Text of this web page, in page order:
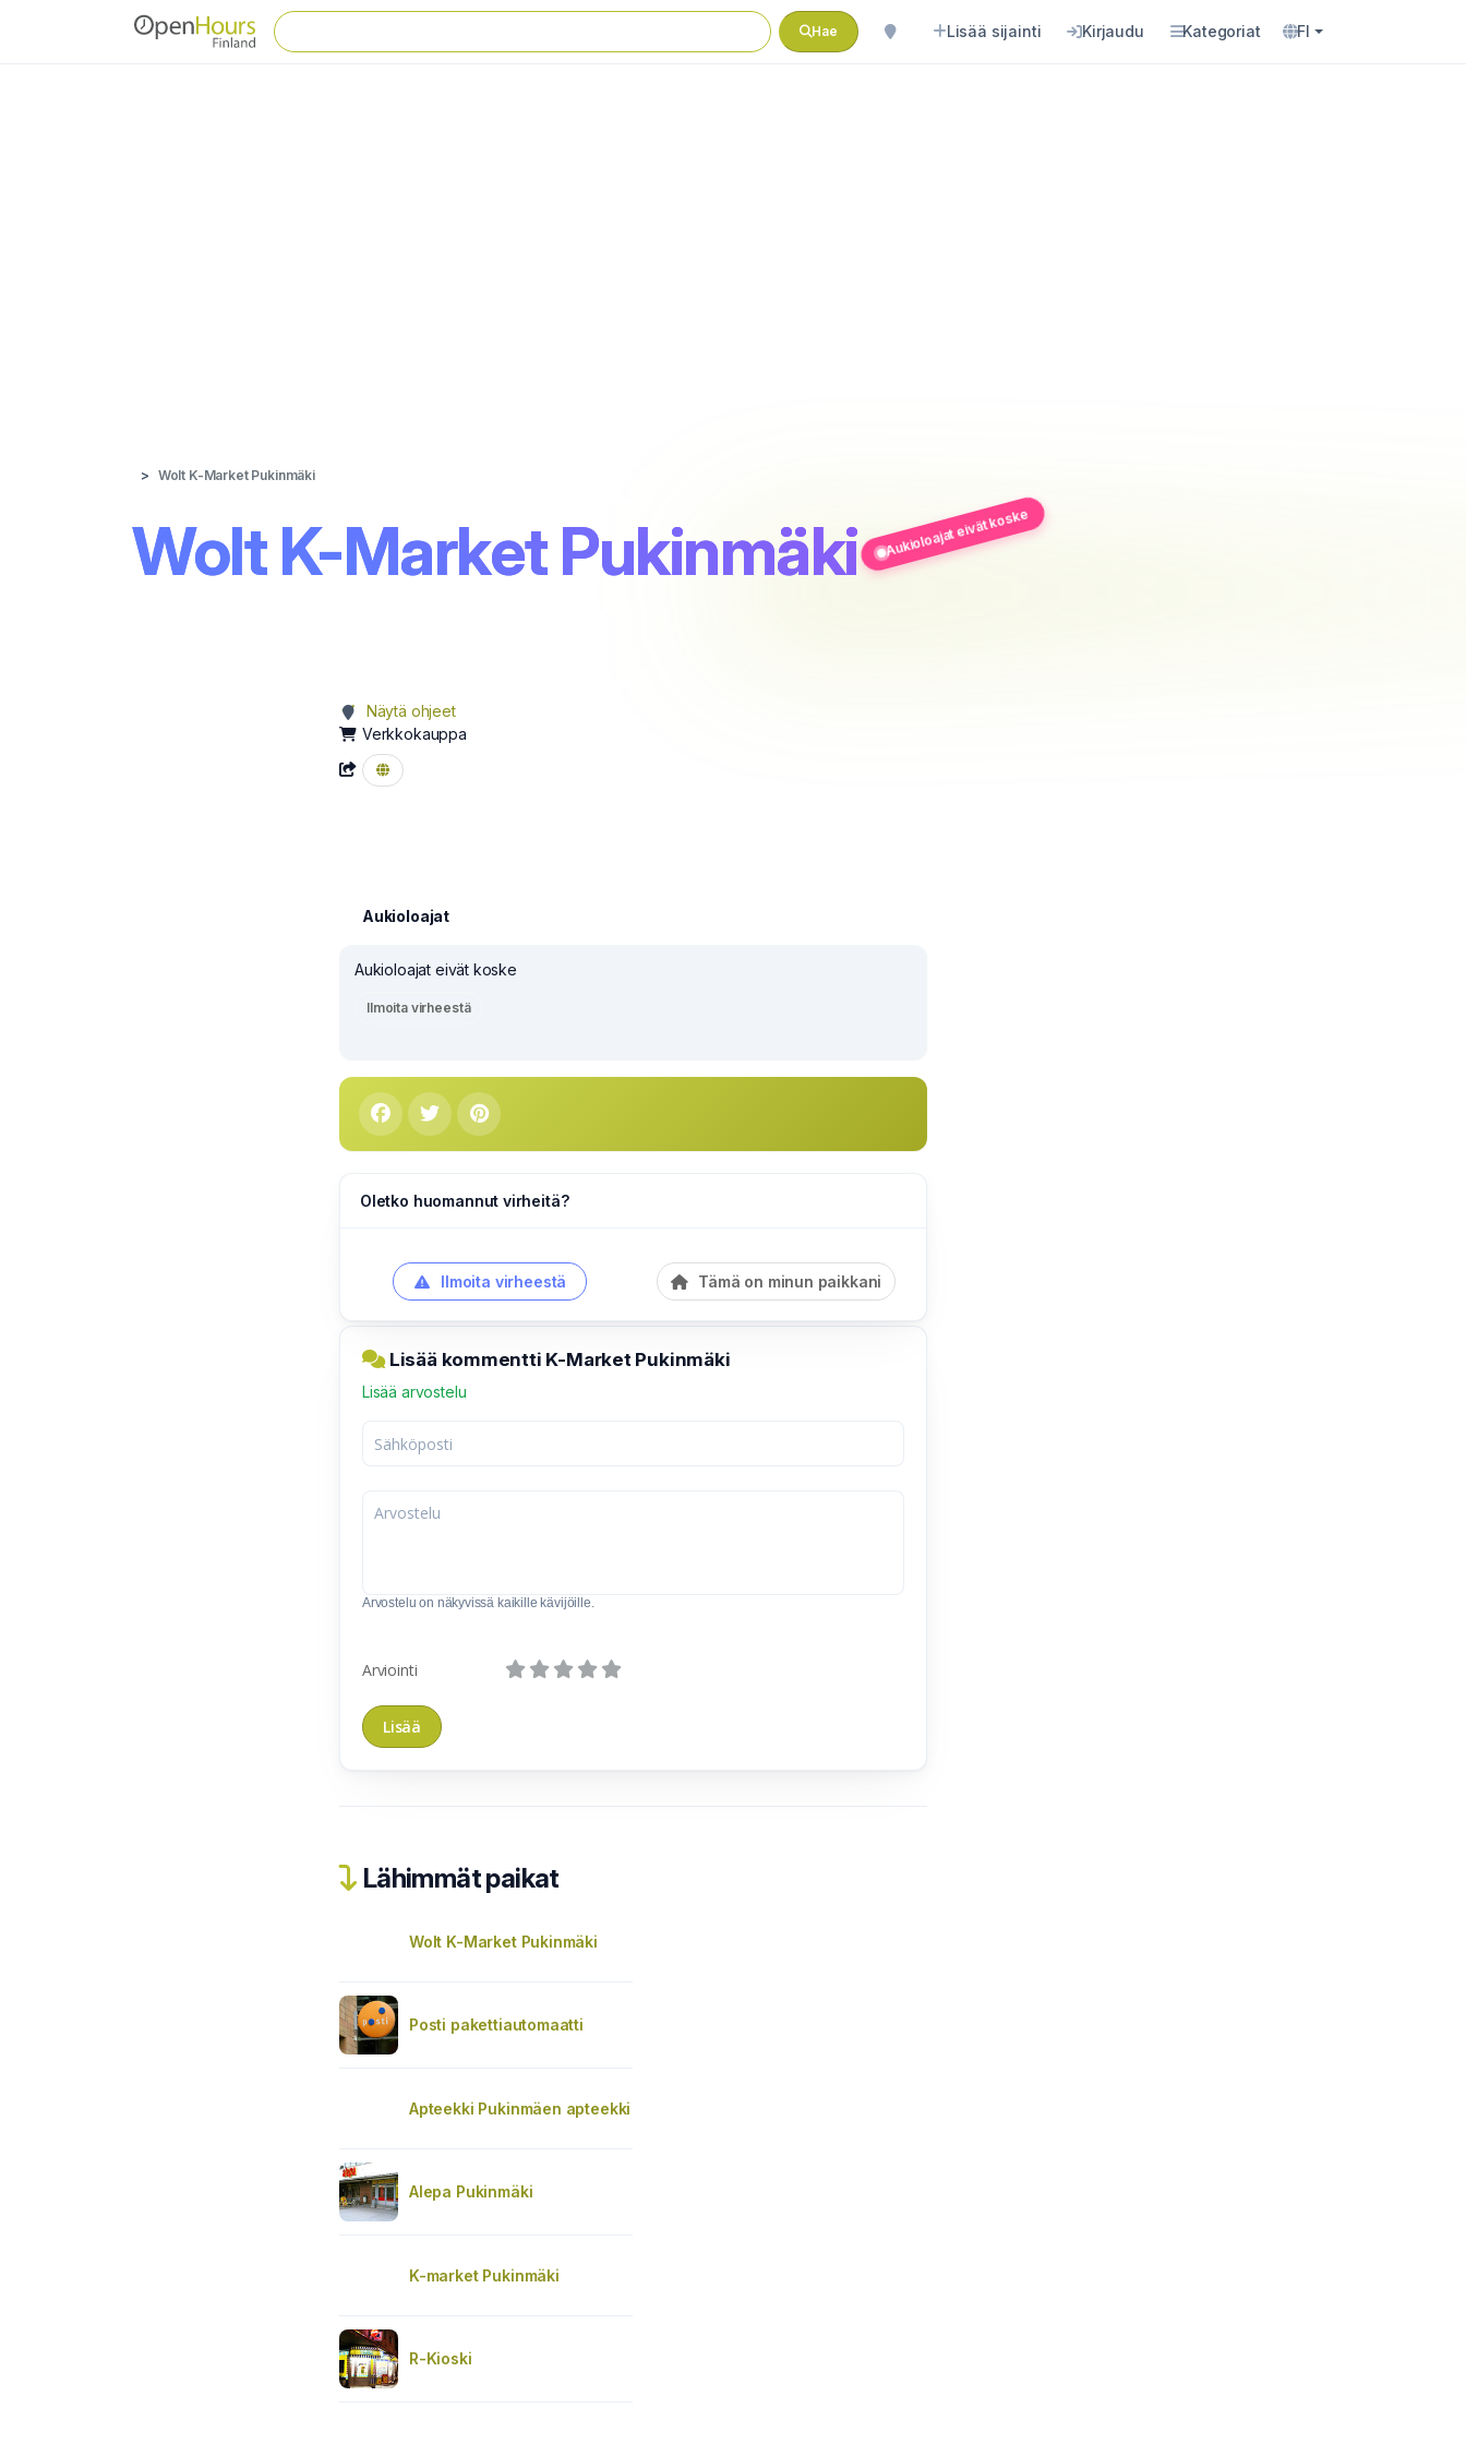
Hae Lisää sijainti Kirjaudu Kategoriat FI
Wolt K-Market Pukinmäki
Wolt K-Market Pukinmäki Aukioloajat eivät koske
Näytä ohjeet
Verkkokauppa
Aukioloajat
Aukioloajat eivät koske
Ilmoita virheestä
Oletko huomannut virheitä?
Ilmoita virheestä Tämä on minun paikkani
Lisää kommentti K-Market Pukinmäki
Lisää arvostelu
Arvostelu on näkyvissä kaikille kävijöille.
Arviointi
Lähimmät paikat
Wolt K-Market Pukinmäki
Posti pakettiautomaatti
Apteekki Pukinmäen apteekki
Alepa Pukinmäki
K-market Pukinmäki
R-Kioski